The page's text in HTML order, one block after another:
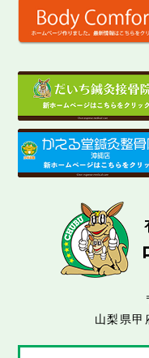
山梨県甲